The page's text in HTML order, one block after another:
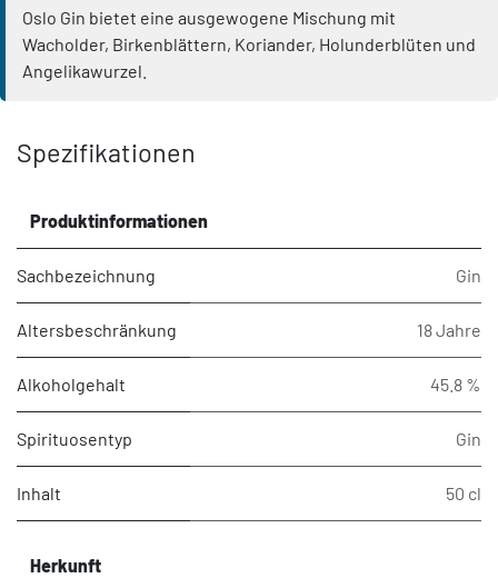
Oslo Gin bietet eine ausgewogene Mischung mit
Wacholder, Birkenblättern, Koriander, Holunderblüten und
Angelikawurzel.
Spezifikationen
Produktinformationen
Sachbezeichnung Gin
Altersbeschränkung 18 Jahre
Alkoholgehalt 45.8 %
Spirituosentyp Gin
Inhalt 50 cl
Herkunft